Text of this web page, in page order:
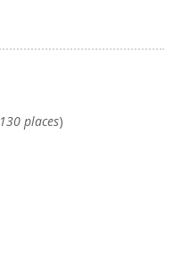
130 places)